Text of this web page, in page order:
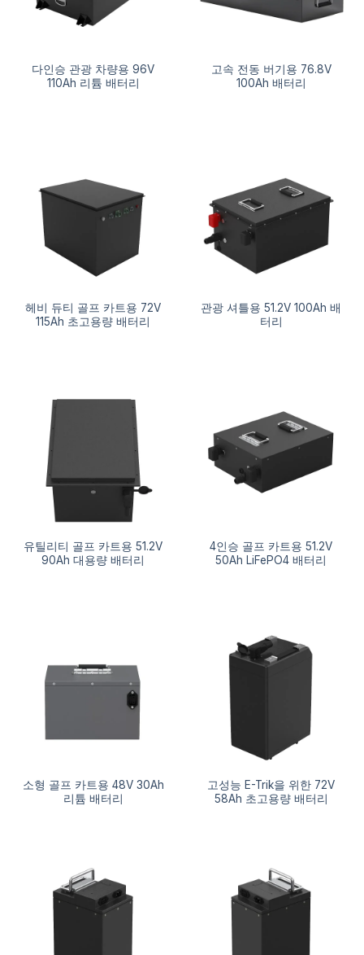
다인승 관광 차량용 96V
110Ah 리튬 배터리
고속 전동 버기용 76.8V
100Ah 배터리
헤비 듀티 골프 카트용 72V
115Ah 초고용량 배터리
관광 셔틀용 51.2V 100Ah 배
터리
유틸리티 골프 카트용 51.2V
90Ah 대용량 배터리
4인승 골프 카트용 51.2V
50Ah LiFePO4 배터리
소형 골프 카트용 48V 30Ah
리튬 배터리
고성능 E-Trik을 위한 72V
58Ah 초고용량 배터리